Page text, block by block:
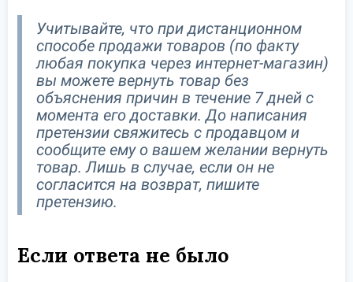
Учитывайте, что при дистанционном
способе продажи товаров (по факту
любая покупка через интернет-магазин)
вы можете вернуть товар без
объяснения причин в течение 7 дней с
момента его доставки. До написания
претензии свяжитесь с продавцом и
сообщите ему о вашем желании вернуть
товар. Лишь в случае, если он не
согласится на возврат, пишите
претензию.
Если ответа не было